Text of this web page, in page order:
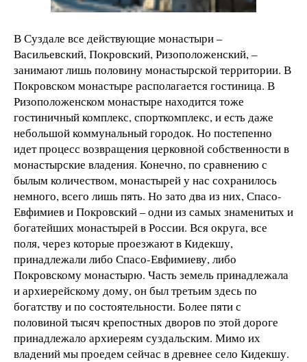
В Суздале все действующие монастыри –
Васильевский, Покровский, Ризоположенский, –
занимают лишь половину монастырской территории. В
Покровском монастыре располагается гостиница. В
Ризоположенском монастыре находится тоже
гостиничный комплекс, спорткомплекс, и есть даже
небольшой коммунальный городок. Но постепенно
идет процесс возвращения церковной собственности в
монастырские владения. Конечно, по сравнению с
былым количеством, монастырей у нас сохранилось
немного, всего лишь пять. Но зато два из них, Спасо-
Евфимиев и Покровский – одни из самых знаменитых и
богатейших монастырей в России. Вся округа, все
поля, через которые проезжают в Кидекшу,
принадлежали либо Спасо-Евфимиеву, либо
Покровскому монастырю. Часть земель принадлежала
и архиерейскому дому, он был третьим здесь по
богатству и по состоятельности. Более пяти с
половиной тысяч крепостных дворов по этой дороге
принадлежало архиереям суздальским. Мимо их
владений мы проедем сейчас в древнее село Кидекшу.